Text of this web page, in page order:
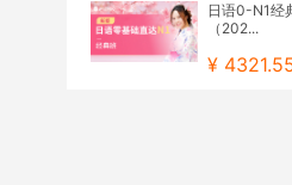
日语0-N1经
（202...
¥